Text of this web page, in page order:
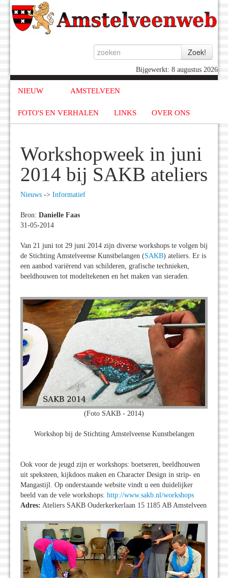
Bijgewerkt: 8 augustus 2026
NIEUW AMSTELVEEN
FOTO'S EN VERHALEN LINKS OVER ONS
Workshopweek in juni
2014 bij SAKB ateliers
Nieuws -> Informatief
Bron: Danielle Faas
31-05-2014
Van 21 juni tot 29 juni 2014 zijn diverse workshops te volgen bij
de Stichting Amstelveense Kunstbelangen (SAKB) ateliers. Er is
een aanbod variërend van schilderen, grafische technieken,
beeldhouwen tot modeltekenen en het maken van sieraden.
(Foto SAKB - 2014)
Workshop bij de Stichting Amstelveense Kunstbelangen
Ook voor de jeugd zijn er workshops: boetseren, beeldhouwen
uit speksteen, kijkdoos maken en Character Design in strip- en
Mangastijl. Op onderstaande website vindt u een duidelijker
beeld van de vele workshops: http://www.sakb.nl/workshops
Adres: Ateliers SAKB Ouderkerkerlaan 15 1185 AB Amstelveen